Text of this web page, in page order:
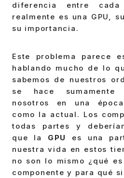
diferencia entre
realmente es una GPU,
su importancia.
Este problema parece
hablando mucho de lo
sabemos de nuestros
se hace sumamente
nosotros en una
como la actual. Los
todas partes y
que la GPU
es una
nuestra vida en estos
no son lo mismo ¿qué
componente y para qué